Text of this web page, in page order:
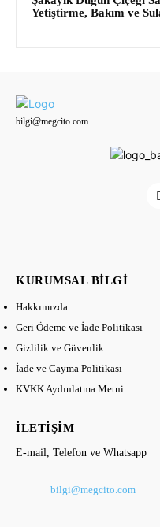
Yetiştirme, Bakım ve
bilgi@megcito.com
KURUMSAL BILGI
Hakkımızda
Geri Ödeme ve İade Politikası
Gizlilik ve Güvenlik
İade ve Cayma Politikası
KVKK Aydınlatma Metni
İLETIŞIM
E-mail, Telefon ve Whatsapp
bilgi@megcito.com